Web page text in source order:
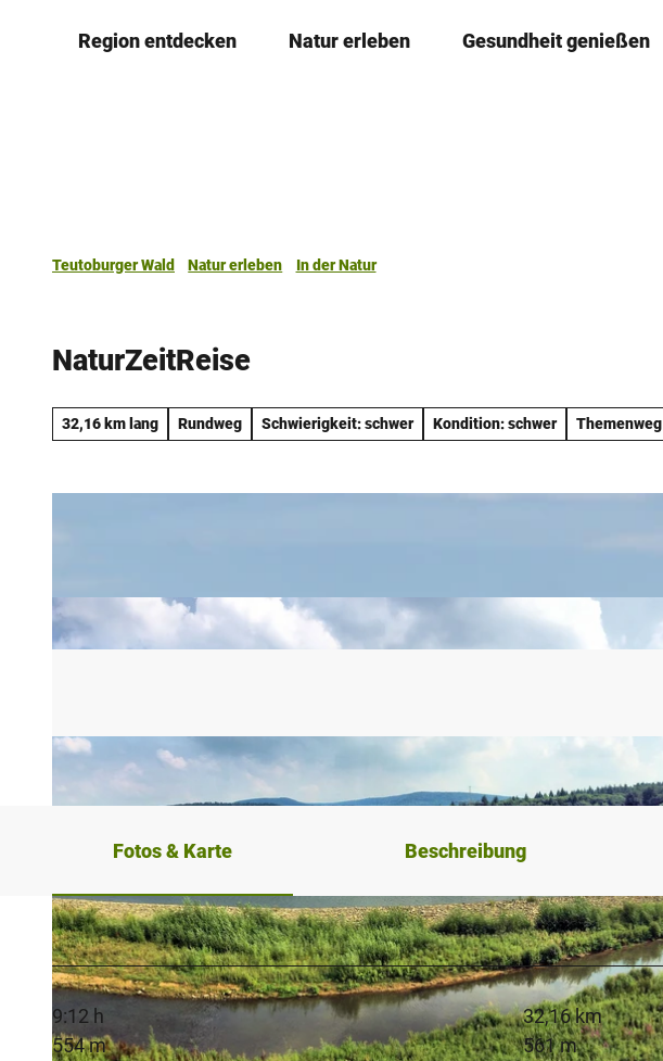
Region entdecken Natur erleben Gesundheit genießen
Teutoburger Wald Natur erleben
In der Natur
NaturZeitReise
32,16 km lang Rundweg Schwierigkeit: schwer Kondition: schwer Themenweg
Fotos & Karte Beschreibung
9:12 h
32,16 km
554 m
561 m